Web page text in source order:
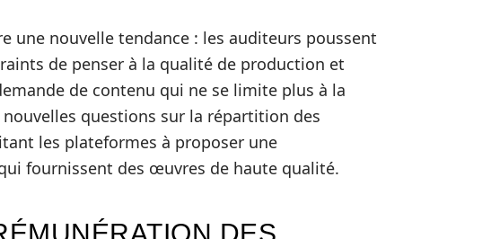
une nouvelle tendance : les auditeurs poussent
de penser à la qualité de production et
de contenu qui ne se limite plus à la
questions sur la répartition des
les plateformes à proposer une
fournissent des œuvres de haute qualité.